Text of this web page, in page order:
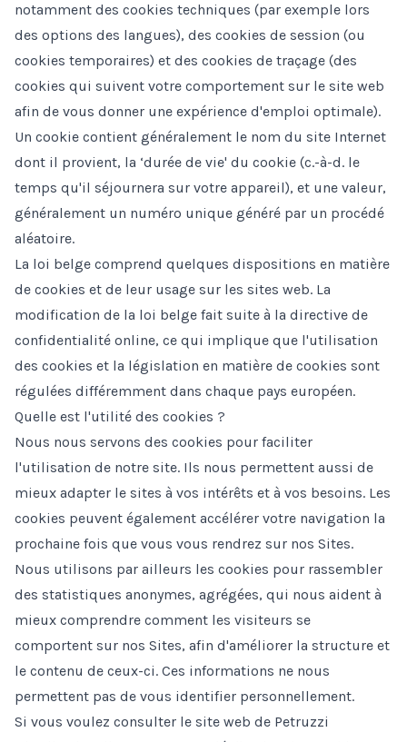
notamment des cookies techniques (par exemple lors
des options des langues), des cookies de session (ou
cookies temporaires) et des cookies de traçage (des
cookies qui suivent votre comportement sur le site web
afin de vous donner une expérience d'emploi optimale).
Un cookie contient généralement le nom du site Internet
dont il provient, la ‘durée de vie' du cookie (c.-à-d. le
temps qu'il séjournera sur votre appareil), et une valeur,
généralement un numéro unique généré par un procédé
aléatoire.
La loi belge comprend quelques dispositions en matière
de cookies et de leur usage sur les sites web. La
modification de la loi belge fait suite à la directive de
confidentialité online, ce qui implique que l'utilisation
des cookies et la législation en matière de cookies sont
régulées différemment dans chaque pays européen.
Quelle est l'utilité des cookies ?
Nous nous servons des cookies pour faciliter
l'utilisation de notre site. Ils nous permettent aussi de
mieux adapter le sites à vos intérêts et à vos besoins. Les
cookies peuvent également accélérer votre navigation la
prochaine fois que vous vous rendrez sur nos Sites.
Nous utilisons par ailleurs les cookies pour rassembler
des statistiques anonymes, agrégées, qui nous aident à
mieux comprendre comment les visiteurs se
comportent sur nos Sites, afin d'améliorer la structure et
le contenu de ceux-ci. Ces informations ne nous
permettent pas de vous identifier personnellement.
Si vous voulez consulter le site web de Petruzzi